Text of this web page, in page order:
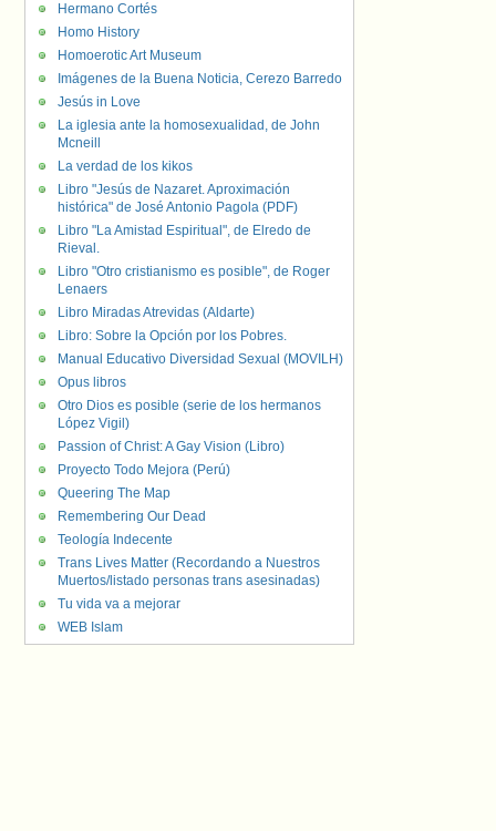
Hermano Cortés
Homo History
Homoerotic Art Museum
Imágenes de la Buena Noticia, Cerezo Barredo
Jesús in Love
La iglesia ante la homosexualidad, de John
Mcneill
La verdad de los kikos
Libro "Jesús de Nazaret. Aproximación
histórica" de José Antonio Pagola (PDF)
Libro "La Amistad Espiritual", de Elredo de
Rieval.
Libro "Otro cristianismo es posible", de Roger
Lenaers
Libro Miradas Atrevidas (Aldarte)
Libro: Sobre la Opción por los Pobres.
Manual Educativo Diversidad Sexual (MOVILH)
Opus libros
Otro Dios es posible (serie de los hermanos
López Vigil)
Passion of Christ: A Gay Vision (Libro)
Proyecto Todo Mejora (Perú)
Queering The Map
Remembering Our Dead
Teología Indecente
Trans Lives Matter (Recordando a Nuestros
Muertos/listado personas trans asesinadas)
Tu vida va a mejorar
WEB Islam